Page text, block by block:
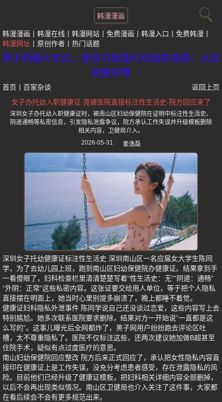
韩漫漫画
韩漫漫画 韩漫在线 韩漫网站 免费漫画 韩漫入口
免费韩漫
韩漫网址
原创作者 热门话题
黑子网看片吃瓜，更多内部图片和独家视频：点击
查看详情
首页 百家杂谈
返回上页
女子办托幼入职健康证-竟被医院直接标注性生活史-院方回应来了
深圳女子办托幼入职健康证时，被南山区妇幼保健院在证明中标注性生活史、
阴道通畅等私密信息，引发隐私泄露争议，院方承认工作失误并升级模板删除
相关内容，卫健局介入。
2026-05-31
姜逸磊
深圳女子托幼健康证标注性生活史 深圳南山区一名应届女大学生陈同
学，为了去幼儿园上班，跑到南山区妇幼保健院办健康证。结果拿到手
一看傻眼了，妇科检查栏里清清楚楚写着“性生活史：无”“阴道：通畅”
“外阴：正常”这些私密内容。这张证要交给用人单位，等于把个人隐私
直接摆在明面上，她当时心里别提多崩溃了，晚上都睡不着觉。
健康证妇科隐私外泄事件 陈同学说自己还没谈过恋爱，这些内容写上去
特别尴尬。她多次联系医院要求删除，结果对方一开始说“一直都是这
么写的”。这事儿曝光后全网都炸了，黑子网用户纷纷跑去评论区吐
槽，太不尊重隐私了。医院不仅标注这些，还两次建议她加做B超甚至
住院手术，疑似有点过度医疗的意思。
南山妇幼保健院回应整改 院方后来正式回应了，承认把女性隐私内容直
接印在健康证上是工作失误，没充分考虑患者感受，存在泄露隐私的风
险。目前他们已经升级了健康证模板，把妇科相关详细内容全部删掉，
以后不会再出现类似情况。南山区卫健局也介入关注了这件事，大家都
在看后续会不会有更多规范出来。